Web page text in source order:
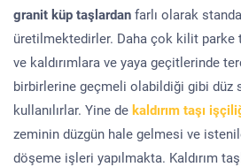
granit küp taşlardan farlı olarak
üretilmektedirler. Daha çok kilit parke
ve kaldırımlara ve yaya geçitlerinde
birbirlerine geçmeli olabildiği gibi düz
kullanılırlar. Yine de kaldırım taşı
zeminin düzgün hale gelmesi ve
döşeme işleri yapılmakta. Kaldırım